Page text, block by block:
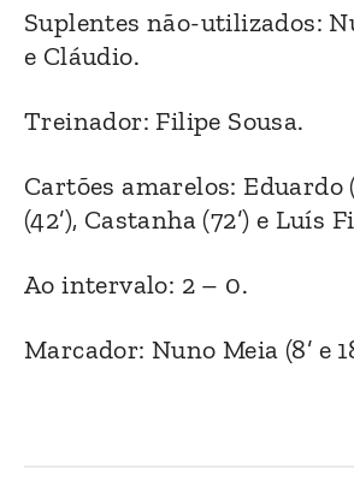
Suplentes não-utilizados:
e Cláudio.
Treinador: Filipe Sousa.
Cartões amarelos: Eduardo
(42’), Castanha (72’) e Luís
Ao intervalo: 2 – 0.
Marcador: Nuno Meia (8’ e